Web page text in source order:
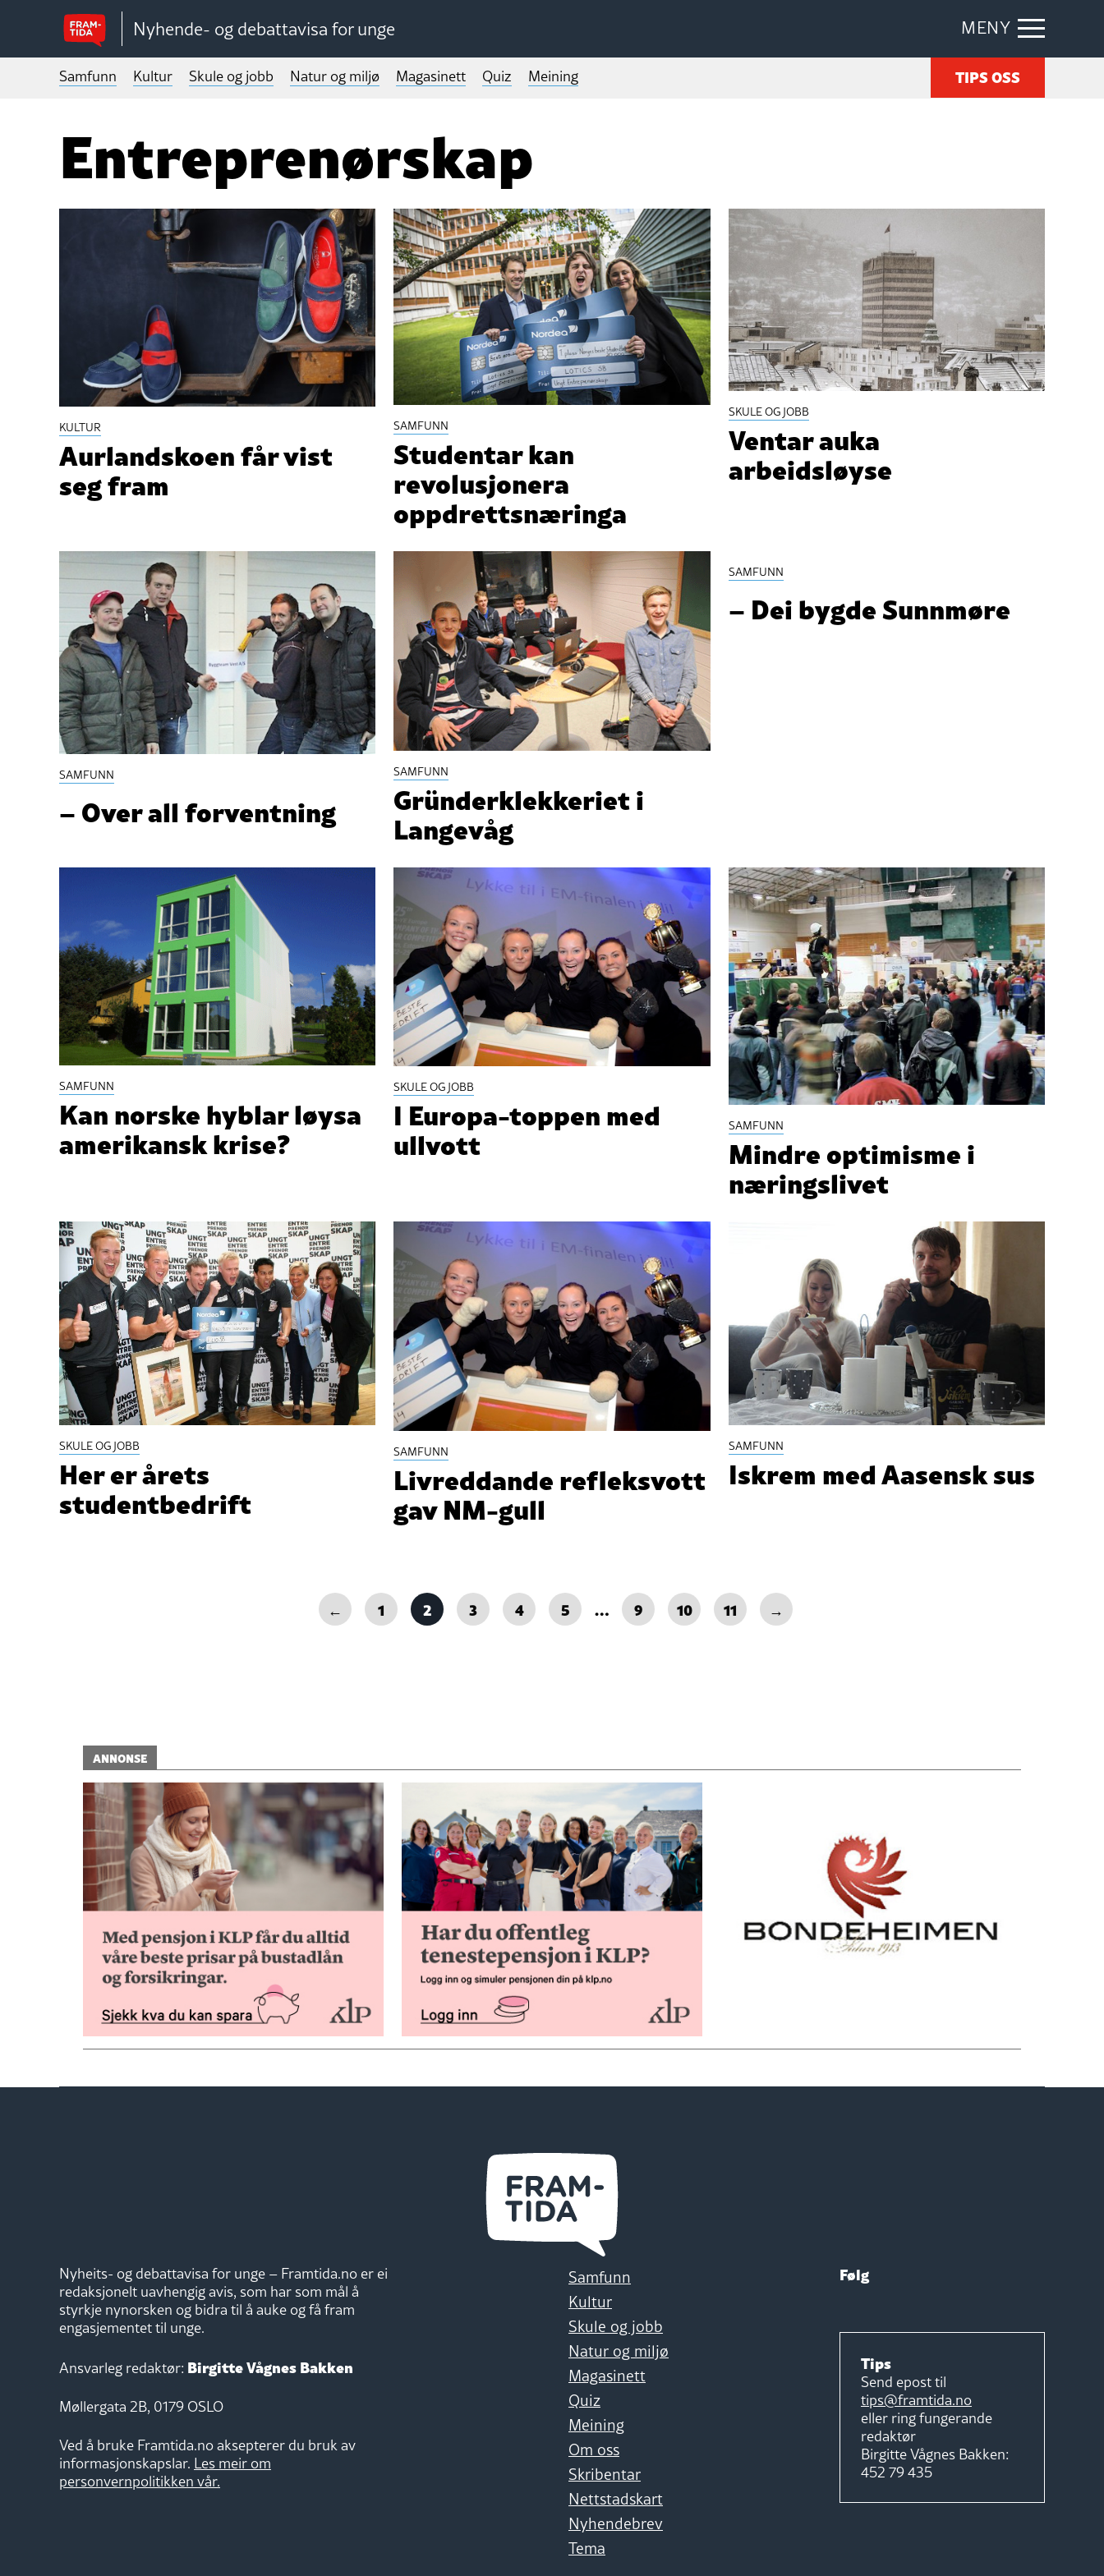
Nyhende- og debattavisa for unge MENY
Samfunn Kultur Skule og jobb Natur og miljø Magasinett Quiz Meining TIPS OSS
Entreprenørskap
KULTUR
Aurlandskoen får vist
seg fram
SAMFUNN
Studentar kan
revolusjonera
oppdrettsnæringa
SKULE OG JOBB
Ventar auka
arbeidsløyse
SAMFUNN
– Over all forventning
SAMFUNN
Gründerklekkeriet i
Langevåg
SAMFUNN
– Dei bygde Sunnmøre
SAMFUNN
Kan norske hyblar løysa
amerikansk krise?
SKULE OG JOBB
I Europa-toppen med
ullvott SAMFUNN
Mindre optimisme i
næringslivet
SKULE OG JOBB
Her er årets
studentbedrift
SAMFUNN
Livreddande refleksvott
gav NM-gull
SAMFUNN
Iskrem med Aasensk sus
← 1 2 3 4 5 … 9 10 11 →
ANNONSE
Nyheits- og debattavisa for unge – Framtida.no er ei
redaksjonelt uavhengig avis, som har som mål å
styrkje nynorsken og bidra til å auke og få fram
engasjementet til unge.
Ansvarleg redaktør: Birgitte Vågnes Bakken
Møllergata 2B, 0179 OSLO
Ved å bruke Framtida.no aksepterer du bruk av
informasjonskapslar. Les meir om
personvernpolitikken vår.
Samfunn
Kultur
Skule og jobb
Natur og miljø
Magasinett
Quiz
Meining
Om oss
Skribentar
Nettstadskart
Nyhendebrev
Tema
Følg
Tips
Send epost til
tips@framtida.no
eller ring fungerande
redaktør
Birgitte Vågnes Bakken:
452 79 435